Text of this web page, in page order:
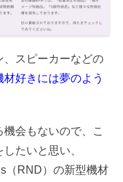
、スピーカーなどの
材好きには夢のよう
会もないので、こ
たいと思い、
（RND）の新型機材